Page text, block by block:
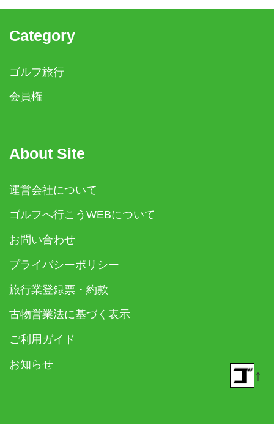
Category
ゴルフ旅行
会員権
About Site
運営会社について
ゴルフへ行こうWEBについて
お問い合わせ
プライバシーポリシー
旅行業登録票・約款
古物営業法に基づく表示
ご利用ガイド
お知らせ
↑